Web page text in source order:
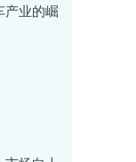
产业的崛